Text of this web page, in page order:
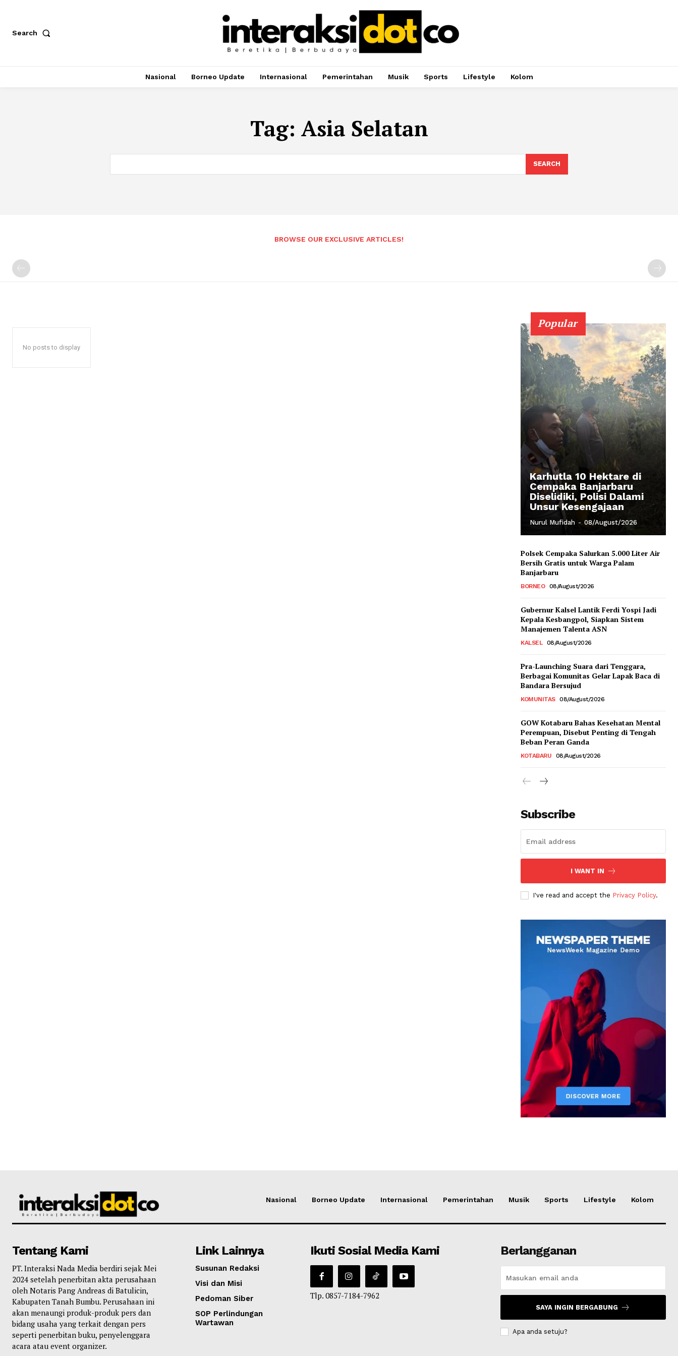
Search
Nasional Borneo Update Internasional Pemerintahan Musik Sports Lifestyle Kolom
Tag: Asia Selatan
SEARCH
BROWSE OUR EXCLUSIVE ARTICLES!
No posts to display
Popular
Karhutla 10 Hektare di
Cempaka Banjarbaru
Diselidiki, Polisi Dalami
Unsur Kesengajaan
Nurul Mufidah - 08/August/2026
Polsek Cempaka Salurkan 5.000 Liter Air
Bersih Gratis untuk Warga Palam
Banjarbaru
BORNEO 08/August/2026
Gubernur Kalsel Lantik Ferdi Yospi Jadi
Kepala Kesbangpol, Siapkan Sistem
Manajemen Talenta ASN
KALSEL 08/August/2026
Pra-Launching Suara dari Tenggara,
Berbagai Komunitas Gelar Lapak Baca di
Bandara Bersujud
KOMUNITAS 08/August/2026
GOW Kotabaru Bahas Kesehatan Mental
Perempuan, Disebut Penting di Tengah
Beban Peran Ganda
KOTABARU 08/August/2026
Subscribe
I WANT IN
I've read and accept the Privacy Policy.
Nasional Borneo Update Internasional Pemerintahan Musik Sports Lifestyle Kolom
Tentang Kami
PT. Interaksi Nada Media berdiri sejak Mei
2024 setelah penerbitan akta perusahaan
oleh Notaris Pang Andreas di Batulicin,
Kabupaten Tanah Bumbu. Perusahaan ini
akan menaungi produk-produk pers dan
bidang usaha yang terkait dengan pers
seperti penerbitan buku, penyelenggara
acara atau event organizer.
Link Lainnya
Susunan Redaksi
Visi dan Misi
Pedoman Siber
SOP Perlindungan
Wartawan
Ikuti Sosial Media Kami
Tlp. 0857-7184-7962
Berlangganan
SAYA INGIN BERGABUNG
Apa anda setuju?